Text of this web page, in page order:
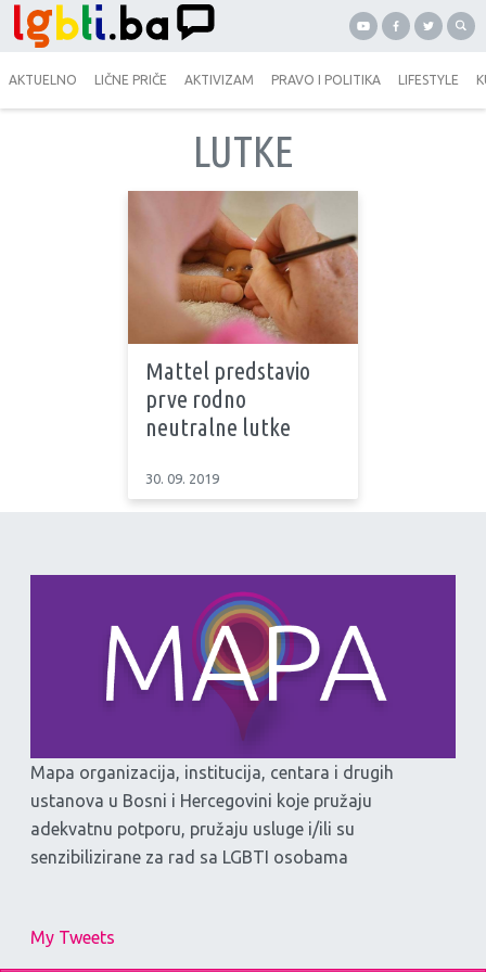
AKTUELNO LIČNE PRIČE AKTIVIZAM PRAVO I POLITIKA LIFESTYLE
LUTKE
Mattel predstavio
prve rodno
neutralne lutke
30. 09. 2019
Mapa organizacija, institucija, centara i drugih
ustanova u Bosni i Hercegovini koje pružaju
adekvatnu potporu, pružaju usluge i/ili su
senzibilizirane za rad sa LGBTI osobama
My Tweets